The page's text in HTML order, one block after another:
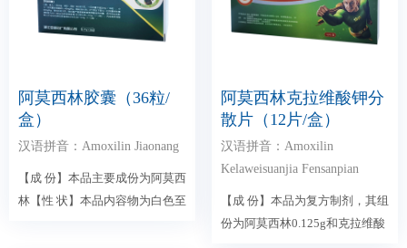
阿莫西林胶囊（36粒/
盒）
汉语拼音：Amoxilin Jiaonang
【成 份】本品主要成份为阿莫西
林【性 状】本品内容物为白色至
阿莫西林克拉维酸钾分
散片（12片/盒）
汉语拼音：Amoxilin
Kelaweisuanjia Fensanpian
【成 份】本品为复方制剂，其组
份为阿莫西林0.125g和克拉维酸